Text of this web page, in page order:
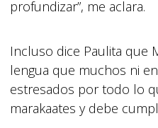
profundizar”, me aclara.
Incluso dice Paulita que
lengua que muchos ni
estresados por todo lo
marakaates y debe